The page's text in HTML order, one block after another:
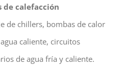
de calefacción
de chillers, bombas de calor
caliente, circuitos
de agua fría y caliente.